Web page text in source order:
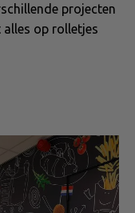
projecten
op rolletjes